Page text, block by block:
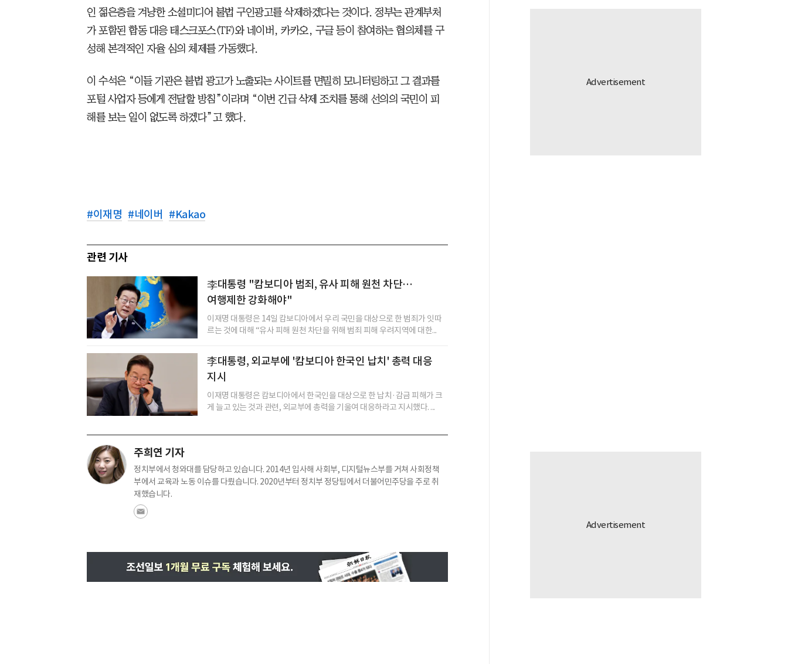
인 젊은층을 겨냥한 소셜미디어 불법 구인광고를 삭제하겠다는 것이다. 정부는 관계부처
가 포함된 합동 대응 태스크포스(TF)와 네이버, 카카오, 구글 등이 참여하는 협의체를 구
성해 본격적인 자율 심의 체제를 가동했다.
이 수석은 “이들 기관은 불법 광고가 노출되는 사이트를 면밀히 모니터링하고 그 결과를
포털 사업자 등에게 전달할 방침”이라며 “이번 긴급 삭제 조치를 통해 선의의 국민이 피
해를 보는 일이 없도록 하겠다”고 했다.
#이재명 #네이버 #Kakao
관련 기사
李대통령 "캄보디아 범죄, 유사 피해 원천 차단…
여행제한 강화해야"
이재명 대통령은 14일 캄보디아에서 우리 국민을 대상으로 한 범죄가 잇따
르는 것에 대해 “유사 피해 원천 차단을 위해 범죄 피해 우려지역에 대한...
李대통령, 외교부에 '캄보디아 한국인 납치' 총력 대응
지시
이재명 대통령은 캄보디아에서 한국인을 대상으로 한 납치·감금 피해가 크
게 늘고 있는 것과 관련, 외교부에 총력을 기울여 대응하라고 지시했다. ...
주희연 기자
정치부에서 청와대를 담당하고 있습니다. 2014년 입사해 사회부, 디지털뉴스부를 거쳐 사회정책
부에서 교육과 노동 이슈를 다뤘습니다. 2020년부터 정치부 정당팀에서 더불어민주당을 주로 취
재했습니다.